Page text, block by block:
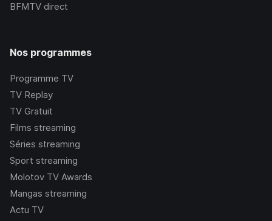
BFMTV direct
Nos programmes
Programme TV
TV Replay
TV Gratuit
Films streaming
Séries streaming
Sport streaming
Molotov TV Awards
Mangas streaming
Actu TV